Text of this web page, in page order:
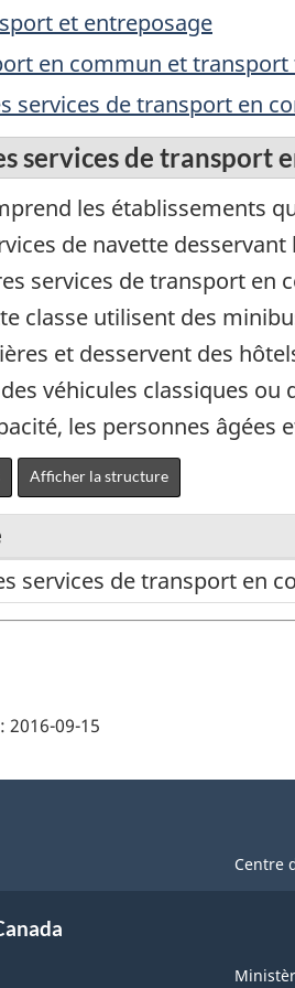
et entreposage
en commun et
services de transport en
services de transport
les établissements
de navette
services de transport en
classe utilisent des
et desservent des
véhicules classiques
les personnes âgées
Afficher la structure
services de transport en
2016-09-15
Centre